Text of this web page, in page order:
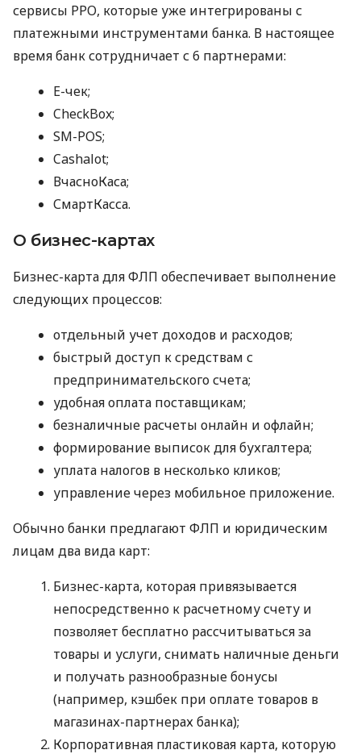
сервисы РРО, которые уже интегрированы с
платежными инструментами банка. В настоящее
время банк сотрудничает с 6 партнерами:
E-чек;
CheckBox;
SM-POS;
Cashalot;
ВчасноКаса;
СмартКасса.
О бизнес-картах
Бизнес-карта для ФЛП обеспечивает выполнение
следующих процессов:
отдельный учет доходов и расходов;
быстрый доступ к средствам с
предпринимательского счета;
удобная оплата поставщикам;
безналичные расчеты онлайн и офлайн;
формирование выписок для бухгалтера;
уплата налогов в несколько кликов;
управление через мобильное приложение.
Обычно банки предлагают ФЛП и юридическим
лицам два вида карт:
Бизнес-карта, которая привязывается
непосредственно к расчетному счету и
позволяет бесплатно рассчитываться за
товары и услуги, снимать наличные деньги
и получать разнообразные бонусы
(например, кэшбек при оплате товаров в
магазинах-партнерах банка);
Корпоративная пластиковая карта, которую